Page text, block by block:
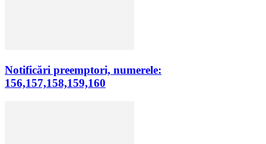
Notificări preemptori, numerele:
156,157,158,159,160